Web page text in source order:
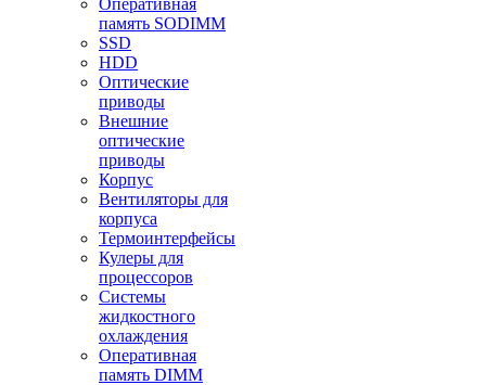
Оперативная
память SODIMM
SSD
HDD
Оптические
приводы
Внешние
оптические
приводы
Корпус
Вентиляторы для
корпуса
Термоинтерфейсы
Кулеры для
процессоров
Системы
жидкостного
охлаждения
Оперативная
память DIMM